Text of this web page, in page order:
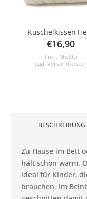
BESCHREIBUNG
Zu Hause im Bett
hält schön warm.
ideal für Kinder,
brauchen. Im
Kuschelkissen
€16,90
(inkl. MwSt.)
zzgl. Versandkosten